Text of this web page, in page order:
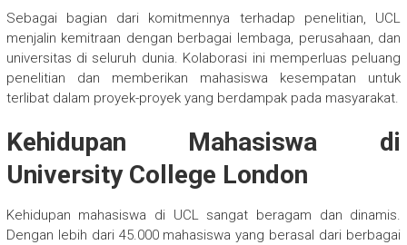
Sebagai bagian dari komitmennya terhadap penelitian, UCL
menjalin kemitraan dengan berbagai lembaga, perusahaan, dan
universitas di seluruh dunia. Kolaborasi ini memperluas peluang
penelitian dan memberikan mahasiswa kesempatan untuk
terlibat dalam proyek-proyek yang berdampak pada masyarakat.
Kehidupan Mahasiswa di
University College London
Kehidupan mahasiswa di UCL sangat beragam dan dinamis.
Dengan lebih dari 45.000 mahasiswa yang berasal dari berbagai